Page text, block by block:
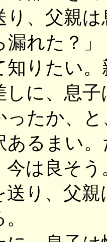
り、父親
漏れた？」
知りたい
しに、息
ったか、
あるまい
は良そう
送り、父